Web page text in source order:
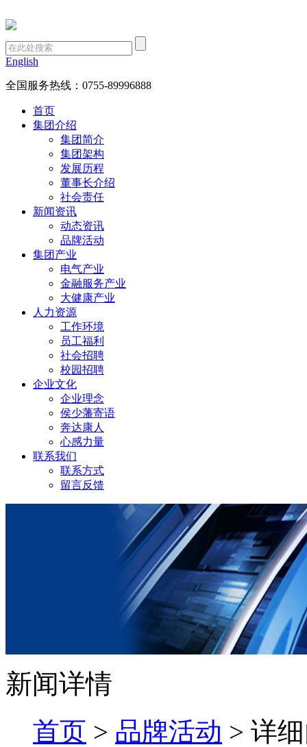
English
全国服务热线： 0755-89996888
首页
集团介绍
集团简介
集团架构
发展历程
董事长介绍
社会责任
新闻资讯
动态资讯
品牌活动
集团产业
电气产业
金融服务产业
大健康产业
人力资源
工作环境
员工福利
社会招聘
校园招聘
企业文化
企业理念
侯少藩寄语
奔达康人
心感力量
联系我们
联系方式
留言反馈
新闻详情
首页 > 品牌活动 > 详